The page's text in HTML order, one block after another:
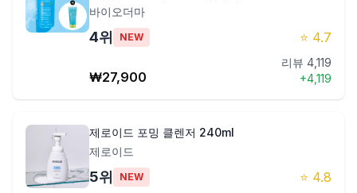
바이오더마
4위 NEW ⭐ 4.7
₩27,900
리뷰 4,119
+4,119
제로이드 포밍 클렌저 240ml
제로이드
5위 NEW ⭐ 4.8